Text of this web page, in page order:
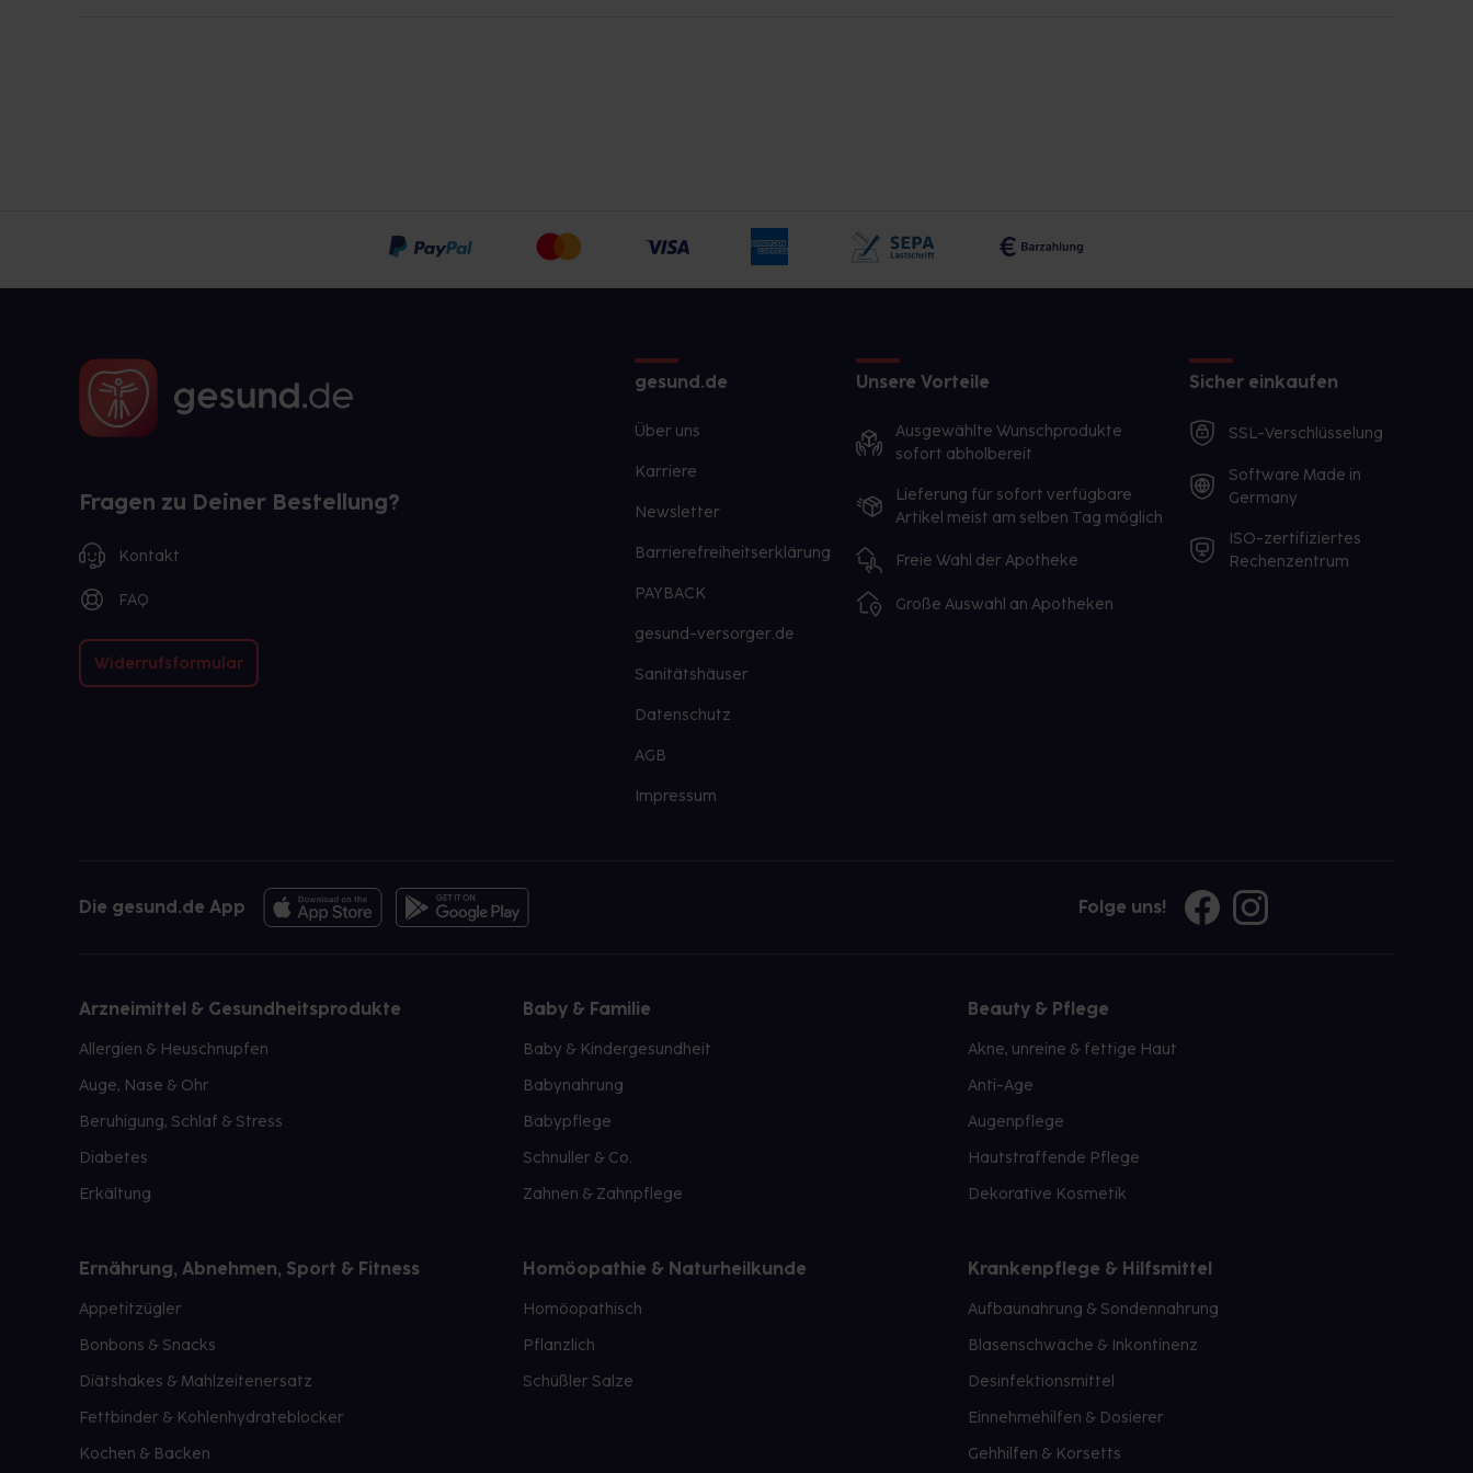
Fragen zu Deiner Bestellung?
Kontakt
FAQ
Widerrufsformular
gesund.de
Über uns
Karriere
Newsletter
Barrierefreiheitserklärung
PAYBACK
gesund-versorger.de
Sanitätshäuser
Datenschutz
AGB
Impressum
Unsere Vorteile
Ausgewählte Wunschprodukte
sofort abholbereit
Lieferung für sofort verfügbare
Artikel meist am selben Tag möglich
Freie Wahl der Apotheke
Große Auswahl an Apotheken
Sicher einkaufen
SSL-Verschlüsselung
Software Made in
Germany
ISO-zertifiziertes
Rechenzentrum
Die gesund.de App Folge uns!
Arzneimittel & Gesundheitsprodukte
Allergien & Heuschnupfen
Auge, Nase & Ohr
Beruhigung, Schlaf & Stress
Diabetes
Erkältung
Baby & Familie
Baby & Kindergesundheit
Babynahrung
Babypflege
Schnuller & Co.
Zahnen & Zahnpflege
Beauty & Pflege
Akne, unreine & fettige Haut
Anti-Age
Augenpflege
Hautstraffende Pflege
Dekorative Kosmetik
Ernährung, Abnehmen, Sport & Fitness
Appetitzügler
Bonbons & Snacks
Diätshakes & Mahlzeitenersatz
Fettbinder & Kohlenhydrateblocker
Kochen & Backen
Homöopathie & Naturheilkunde
Homöopathisch
Pflanzlich
Schüßler Salze
Krankenpflege & Hilfsmittel
Aufbaunahrung & Sondennahrung
Blasenschwäche & Inkontinenz
Desinfektionsmittel
Einnehmehilfen & Dosierer
Gehhilfen & Korsetts